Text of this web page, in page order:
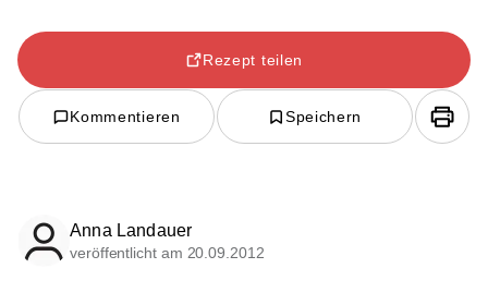
Rezept teilen
Kommentieren Speichern
Anna Landauer
veröffentlicht am 20.09.2012